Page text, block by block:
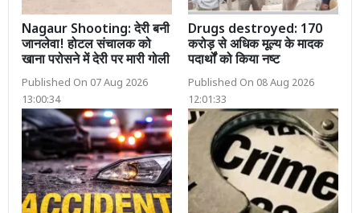
Nagaur Shooting: देरी बनी
जानलेवा! होटल संचालक को
खाना परोसने में देरी पर मारी गोली
Published On 07 Aug 2026
13:00:34
Drugs destroyed: 170
करोड़ से अधिक मूल्य के मादक
पदार्थों को किया नष्ट
Published On 08 Aug 2026
12:01:33